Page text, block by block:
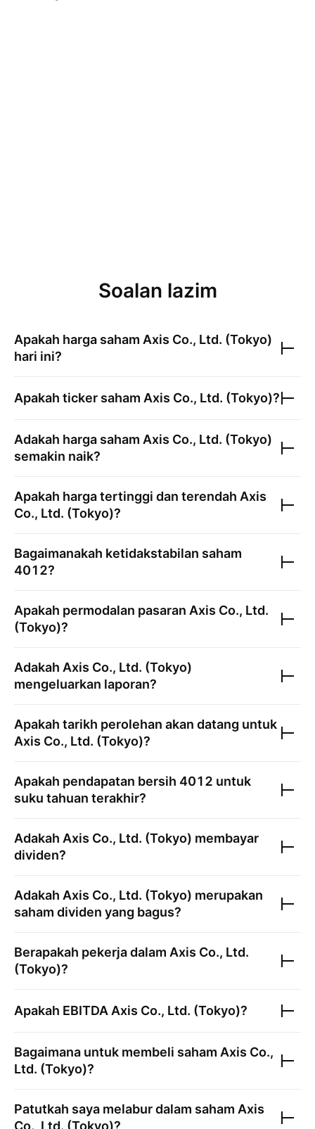
Soalan lazim
Apakah harga saham Axis Co., Ltd. (Tokyo)
hari ini?
Apakah ticker saham Axis Co., Ltd. (Tokyo)?
Adakah harga saham Axis Co., Ltd. (Tokyo)
semakin naik?
Apakah harga tertinggi dan terendah Axis
Co., Ltd. (Tokyo)?
Bagaimanakah ketidakstabilan saham
4012?
Apakah permodalan pasaran Axis Co., Ltd.
(Tokyo)?
Adakah Axis Co., Ltd. (Tokyo)
mengeluarkan laporan?
Apakah tarikh perolehan akan datang untuk
Axis Co., Ltd. (Tokyo)?
Apakah pendapatan bersih 4012 untuk
suku tahuan terakhir?
Adakah Axis Co., Ltd. (Tokyo) membayar
dividen?
Adakah Axis Co., Ltd. (Tokyo) merupakan
saham dividen yang bagus?
Berapakah pekerja dalam Axis Co., Ltd.
(Tokyo)?
Apakah EBITDA Axis Co., Ltd. (Tokyo)?
Bagaimana untuk membeli saham Axis Co.,
Ltd. (Tokyo)?
Patutkah saya melabur dalam saham Axis
Co., Ltd. (Tokyo)?